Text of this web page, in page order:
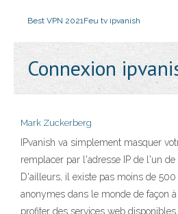
Best VPN 2021Feu tv ipvanish
Connexion
Mark Zuckerberg
IPvanish va simplement masquer
remplacer par l'adresse IP de l'un
D'ailleurs, il existe pas moins de 500
anonymes dans le monde de façon
profiter des services web